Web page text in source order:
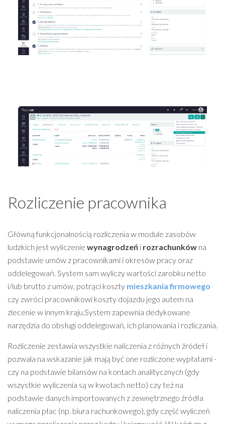
Rozliczenie pracownika
Główną funkcjonalnością rozliczenia w module zasobów
ludzkich jest wyliczenie wynagrodzeń i rozrachunków na
podstawie umów z pracownikami i okresów pracy oraz
oddelegowań. System sam wyliczy wartości zarobku netto
i/lub brutto z umów, potrąci koszty mieszkania firmowego
czy zwróci pracownikowi koszty dojazdu jego autem na
zlecenie w innym kraju.System zapewnia dedykowane
narzędzia do obsługi oddelegowań, ich planowania i rozliczania.
Rozliczenie zestawia wszystkie naliczenia z różnych źródeł i
pozwala na wskazanie jak mają być one rozliczone wypłatami -
czy na podstawie bilansów na kontach analitycznych (gdy
wszystkie wyliczenia są w kwotach netto) czy też na
podstawie danych importowanych z zewnętrznego źródła
naliczenia płac (np. biura rachunkowego), gdy część wyliczeń